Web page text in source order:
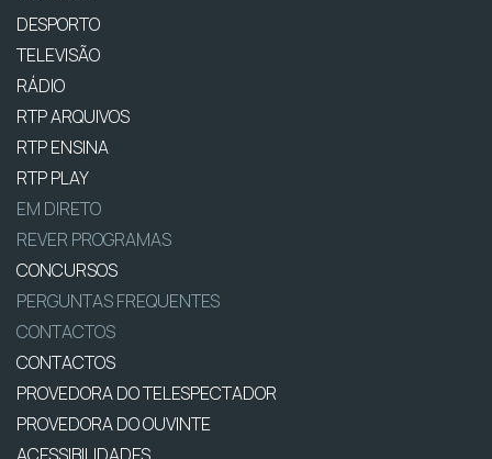
DESPORTO
TELEVISÃO
RÁDIO
RTP ARQUIVOS
RTP ENSINA
RTP PLAY
EM DIRETO
REVER PROGRAMAS
CONCURSOS
PERGUNTAS FREQUENTES
CONTACTOS
CONTACTOS
PROVEDORA DO TELESPECTADOR
PROVEDORA DO OUVINTE